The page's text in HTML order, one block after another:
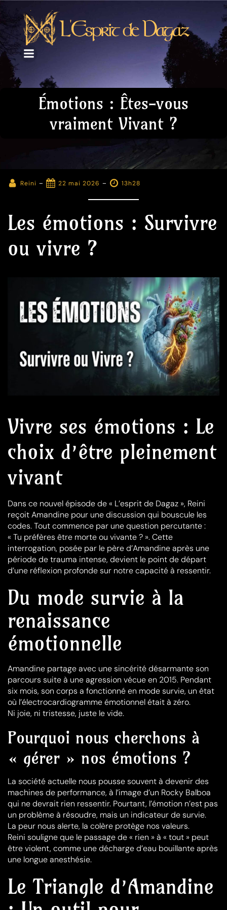
Émotions : Êtes-vous
vraiment Vivant ?
Reini - 22 mai 2026 - 13h28
Les émotions : Survivre
ou vivre ?
Vivre ses émotions : Le
choix d’être pleinement
vivant
Dans ce nouvel épisode de « L’esprit de Dagaz », Reini
reçoit Amandine pour une discussion qui bouscule les
codes. Tout commence par une question percutante :
« Tu préfères être morte ou vivante ? ». Cette
interrogation, posée par le père d’Amandine après une
période de trauma intense, devient le point de départ
d’une réflexion profonde sur notre capacité à ressentir.
Du mode survie à la
renaissance
émotionnelle
Amandine partage avec une sincérité désarmante son
parcours suite à une agression vécue en 2015. Pendant
six mois, son corps a fonctionné en mode survie, un état
où l’électrocardiogramme émotionnel était à zéro.
Ni joie, ni tristesse, juste le vide.
Pourquoi nous cherchons à
« gérer » nos émotions ?
La société actuelle nous pousse souvent à devenir des
machines de performance, à l’image d’un Rocky Balboa
qui ne devrait rien ressentir. Pourtant, l’émotion n’est pas
un problème à résoudre, mais un indicateur de survie.
La peur nous alerte, la colère protège nos valeurs.
Reini souligne que le passage de « rien » à « tout » peut
être violent, comme une décharge d’eau bouillante après
une longue anesthésie.
Le Triangle d’Amandine